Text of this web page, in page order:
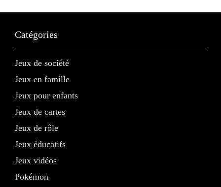
Catégories
Jeux de société
Jeux en famille
Jeux pour enfants
Jeux de cartes
Jeux de rôle
Jeux éducatifs
Jeux vidéos
Pokémon